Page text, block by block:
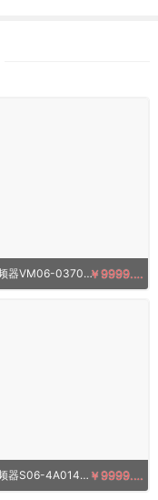
三垦变频器VM06-0370-N437KW 380V ￥9999.00
三垦变频器S06-4A014-B 5.5KW 380V ￥9999.00